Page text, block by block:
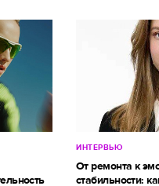
ИНТЕРВЬЮ
От ремонта к
стабильности: